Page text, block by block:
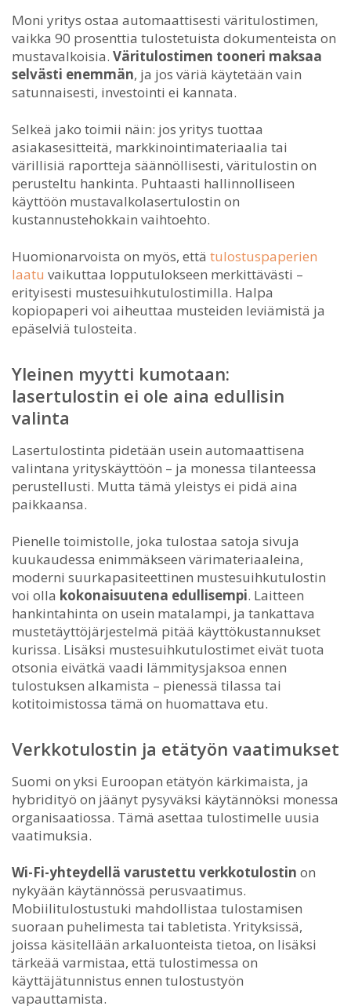
Moni yritys ostaa automaattisesti väritulostimen,
vaikka 90 prosenttia tulostetuista dokumenteista on
mustavalkoisia. Väritulostimen tooneri maksaa
selvästi enemmän, ja jos väriä käytetään vain
satunnaisesti, investointi ei kannata.
Selkeä jako toimii näin: jos yritys tuottaa
asiakasesitteitä, markkinointimateriaalia tai
värillisiä raportteja säännöllisesti, väritulostin on
perusteltu hankinta. Puhtaasti hallinnolliseen
käyttöön mustavalkolasertulostin on
kustannustehokkain vaihtoehto.
Huomionarvoista on myös, että tulostuspaperien
laatu vaikuttaa lopputulokseen merkittävästi –
erityisesti mustesuihkutulostimilla. Halpa
kopiopaperi voi aiheuttaa musteiden leviämistä ja
epäselviä tulosteita.
Yleinen myytti kumotaan:
lasertulostin ei ole aina edullisin
valinta
Lasertulostinta pidetään usein automaattisena
valintana yrityskäyttöön – ja monessa tilanteessa
perustellusti. Mutta tämä yleistys ei pidä aina
paikkaansa.
Pienelle toimistolle, joka tulostaa satoja sivuja
kuukaudessa enimmäkseen värimateriaaleina,
moderni suurkapasiteettinen mustesuihkutulostin
voi olla kokonaisuutena edullisempi. Laitteen
hankintahinta on usein matalampi, ja tankattava
mustetäyttöjärjestelmä pitää käyttökustannukset
kurissa. Lisäksi mustesuihkutulostimet eivät tuota
otsonia eivätkä vaadi lämmitysjaksoa ennen
tulostuksen alkamista – pienessä tilassa tai
kotitoimistossa tämä on huomattava etu.
Verkkotulostin ja etätyön vaatimukset
Suomi on yksi Euroopan etätyön kärkimaista, ja
hybridityö on jäänyt pysyväksi käytännöksi monessa
organisaatiossa. Tämä asettaa tulostimelle uusia
vaatimuksia.
Wi-Fi-yhteydellä varustettu verkkotulostin on
nykyään käytännössä perusvaatimus.
Mobiilitulostustuki mahdollistaa tulostamisen
suoraan puhelimesta tai tabletista. Yrityksissä,
joissa käsitellään arkaluonteista tietoa, on lisäksi
tärkeää varmistaa, että tulostimessa on
käyttäjätunnistus ennen tulostustyön
vapauttamista.